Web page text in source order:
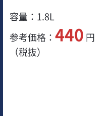
容量：1.8L
参考価格：440 円
（税抜）